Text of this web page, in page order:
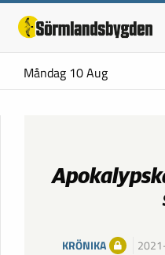
Måndag 10 Aug
KRÖNIKA